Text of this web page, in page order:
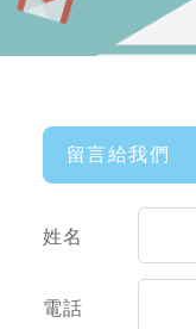
留言給我們
姓名
電話